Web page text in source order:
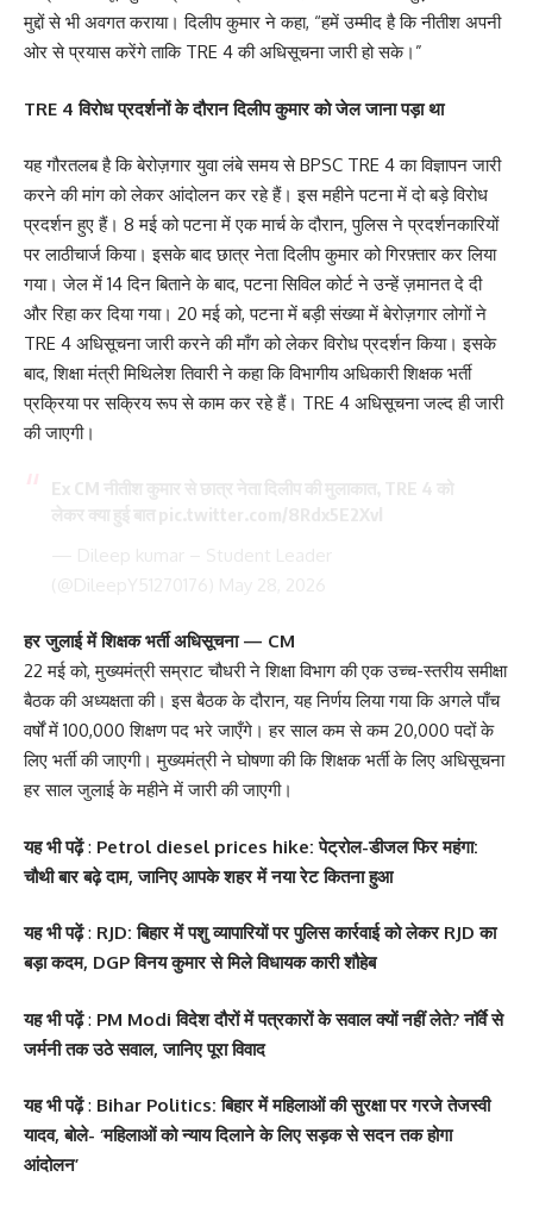
मुद्दों से भी अवगत कराया। दिलीप कुमार ने कहा, “हमें उम्मीद है कि नीतीश अपनी
ओर से प्रयास करेंगे ताकि TRE 4 की अधिसूचना जारी हो सके।”
TRE 4 विरोध प्रदर्शनों के दौरान दिलीप कुमार को जेल जाना पड़ा था
यह गौरतलब है कि बेरोज़गार युवा लंबे समय से BPSC TRE 4 का विज्ञापन जारी
करने की मांग को लेकर आंदोलन कर रहे हैं। इस महीने पटना में दो बड़े विरोध
प्रदर्शन हुए हैं। 8 मई को पटना में एक मार्च के दौरान, पुलिस ने प्रदर्शनकारियों
पर लाठीचार्ज किया। इसके बाद छात्र नेता दिलीप कुमार को गिरफ़्तार कर लिया
गया। जेल में 14 दिन बिताने के बाद, पटना सिविल कोर्ट ने उन्हें ज़मानत दे दी
और रिहा कर दिया गया। 20 मई को, पटना में बड़ी संख्या में बेरोज़गार लोगों ने
TRE 4 अधिसूचना जारी करने की माँग को लेकर विरोध प्रदर्शन किया। इसके
बाद, शिक्षा मंत्री मिथिलेश तिवारी ने कहा कि विभागीय अधिकारी शिक्षक भर्ती
प्रक्रिया पर सक्रिय रूप से काम कर रहे हैं। TRE 4 अधिसूचना जल्द ही जारी
की जाएगी।
हर जुलाई में शिक्षक भर्ती अधिसूचना — CM
22 मई को, मुख्यमंत्री सम्राट चौधरी ने शिक्षा विभाग की एक उच्च-स्तरीय समीक्षा
बैठक की अध्यक्षता की। इस बैठक के दौरान, यह निर्णय लिया गया कि अगले पाँच
वर्षों में 100,000 शिक्षण पद भरे जाएँगे। हर साल कम से कम 20,000 पदों के
लिए भर्ती की जाएगी। मुख्यमंत्री ने घोषणा की कि शिक्षक भर्ती के लिए अधिसूचना
हर साल जुलाई के महीने में जारी की जाएगी।
यह भी पढ़ें: Petrol diesel prices hike: पेट्रोल-डीजल फिर महंगा:
चौथी बार बढ़े दाम, जानिए आपके शहर में नया रेट कितना हुआ
यह भी पढ़ें: RJD: बिहार में पशु व्यापारियों पर पुलिस कार्रवाई को लेकर RJD का
बड़ा कदम, DGP विनय कुमार से मिले विधायक कारी शौहेब
यह भी पढ़ें: PM Modi विदेश दौरों में पत्रकारों के सवाल क्यों नहीं लेते? नॉर्वे से
जर्मनी तक उठे सवाल, जानिए पूरा विवाद
यह भी पढ़ें: Bihar Politics: बिहार में महिलाओं की सुरक्षा पर गरजे तेजस्वी
यादव, बोले- ‘महिलाओं को न्याय दिलाने के लिए सड़क से सदन तक होगा
आंदोलन’